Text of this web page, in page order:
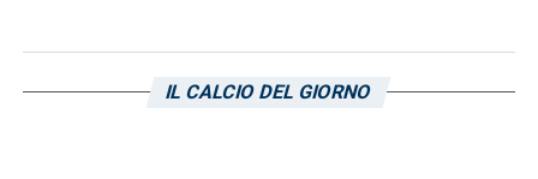
compagini a tinte rossoblù sono desiderose
IL CALCIO DEL GIORNO